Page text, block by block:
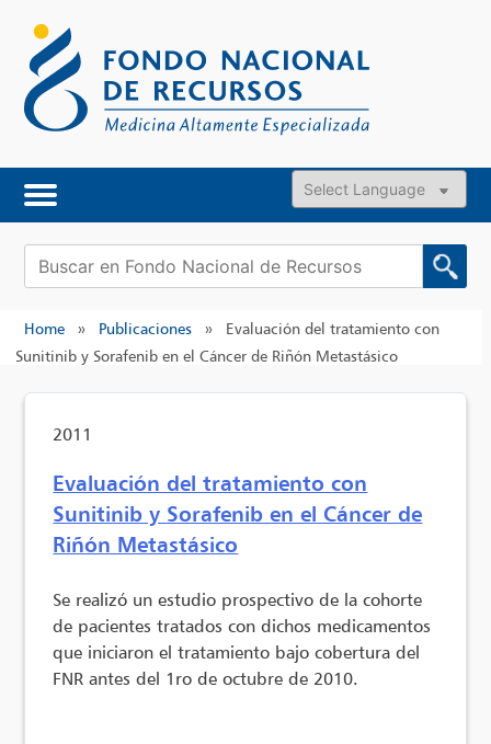
content
Powered by
Buscar:
Home » Publicaciones »
Evaluación del tratamiento con
Sunitinib y Sorafenib en el Cáncer de Riñón Metastásico
2011
Evaluación del tratamiento con
Sunitinib y Sorafenib en el Cáncer de
Riñón Metastásico
Se realizó un estudio prospectivo de la cohorte
de pacientes tratados con dichos medicamentos
que iniciaron el tratamiento bajo cobertura del
FNR antes del 1ro de octubre de 2010.